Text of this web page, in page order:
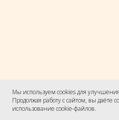
Мы используем cookies для
Продолжая работу с сайтом, вы даёте
использование cookie-файлов.